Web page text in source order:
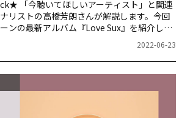
「今聴いてほしいアーティスト」と関連
リストの高橋芳朗さんが解説します。今回
ンの最新アルバム『Love Sux』を紹介しま
2022-06-23